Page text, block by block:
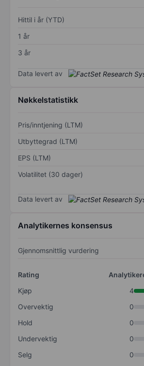
Hittil i år (YTD)
1 år
3 år
Data levert av
Nøkkelstatistikk
Pris/inntjening (LTM)
Utbyttegrad (LTM)
EPS (LTM)
Volatilitet (30 dager)
Data levert av
Analytikernes konsensus
Gjennomsnittlig vurdering
Rating
Kjøp
4
Overvektig
0
Hold
0
Undervektig
0
Selg
0